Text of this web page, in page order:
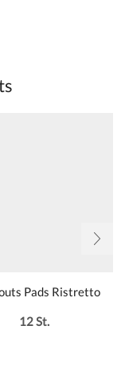
Pads Ristretto
12 St.